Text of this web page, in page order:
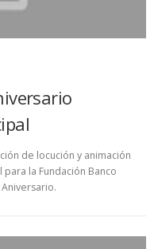
de locución y animación
la Fundación Banco